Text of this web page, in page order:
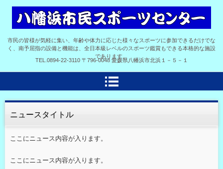
市民の皆様が気軽に集い、年齢や体力に応じた様々なスポーツに参加できるだけでな
く、南予屈指の設備と機能は、全日本級レベルのスポーツ鑑賞もできる本格的な施設
であります。
TEL. 0894-22-3110 〒796-0048 愛媛県八幡浜市北浜１－５－１
ニュースタイトル
ここにニュース内容が入ります。
ここにニュース内容が入ります。